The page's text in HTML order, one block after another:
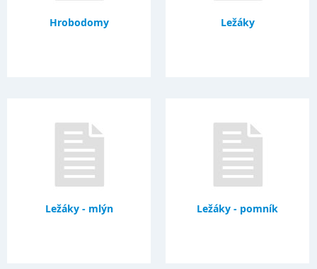
Hrobodomy Ležáky
Ležáky - mlýn Ležáky - pomník